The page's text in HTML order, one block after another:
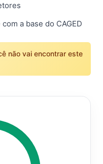
a base do CAGED
não vai encontrar este